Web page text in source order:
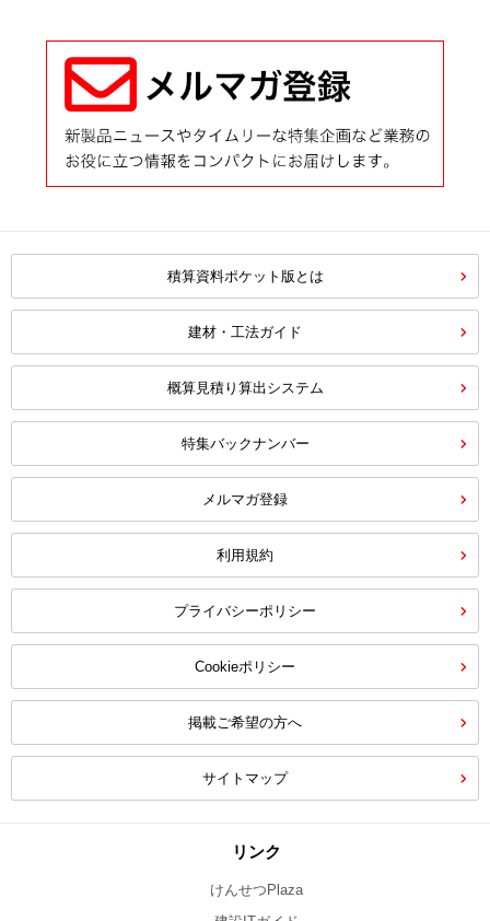
積算資料ポケット版とは
建材・工法ガイド
概算見積り算出システム
特集バックナンバー
メルマガ登録
利用規約
プライバシーポリシー
Cookieポリシー
掲載ご希望の方へ
サイトマップ
リンク
けんせつPlaza